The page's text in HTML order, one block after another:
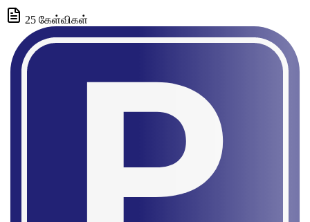
25 கேள்விகள்